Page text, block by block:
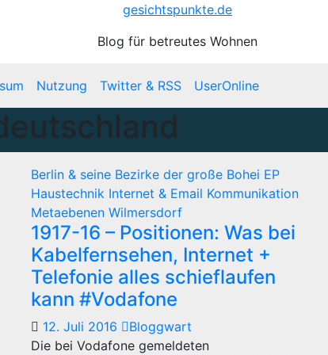
gesichtspunkte.de
Blog für betreutes Wohnen
Nutzung Twitter & RSS UserOnline
Berlin & seine Bezirke der große Bohei EP
Haustechnik Internet & Email Kommunikation
Metaebenen Wilmersdorf
1917-16 – Positionen: Was bei
Kabelfernsehen, Internet +
Telefonie alles schieflaufen
kann #Vodafone
12. Juli 2016
Bloggwart
Die bei Vodafone gemeldeten